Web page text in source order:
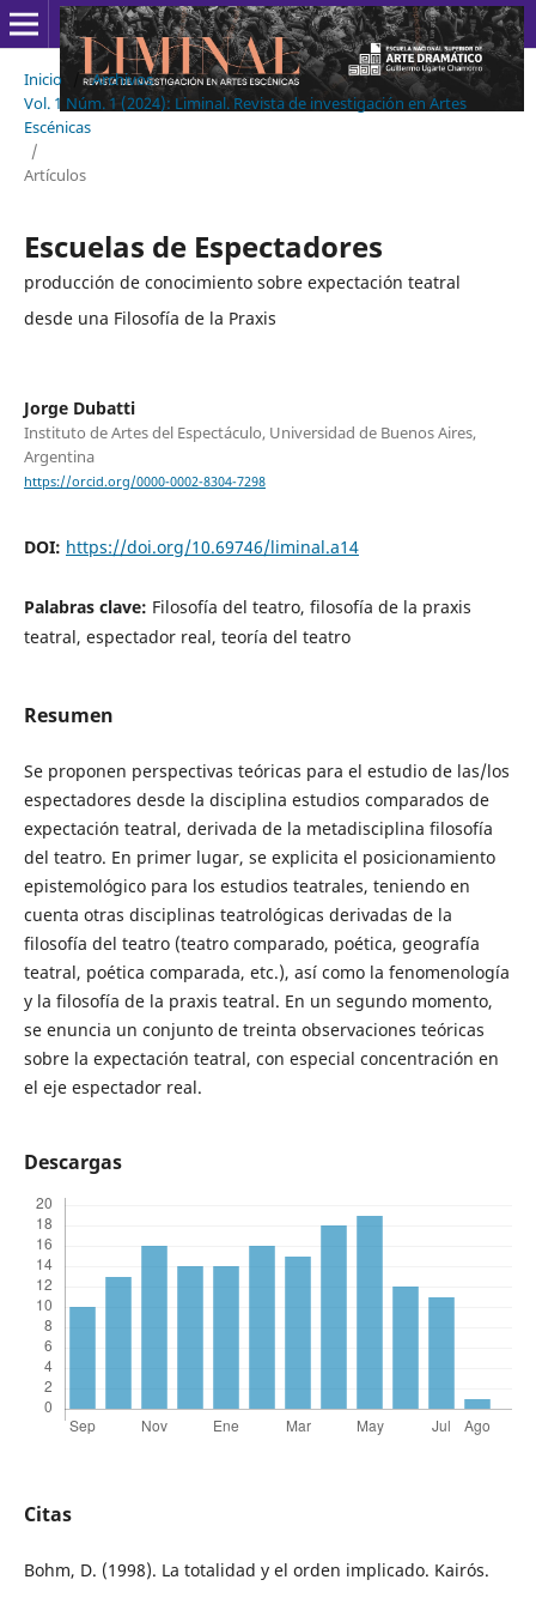
Inicio / Archivos /
Vol. 1 Núm. 1 (2024): Liminal. Revista de investigación en Artes
Escénicas
/
Artículos
Escuelas de Espectadores
producción de conocimiento sobre expectación teatral
desde una Filosofía de la Praxis
Jorge Dubatti
Instituto de Artes del Espectáculo, Universidad de Buenos Aires,
Argentina
https://orcid.org/0000-0002-8304-7298
DOI: https://doi.org/10.69746/liminal.a14
Palabras clave: Filosofía del teatro, filosofía de la praxis
teatral, espectador real, teoría del teatro
Resumen
Se proponen perspectivas teóricas para el estudio de las/los
espectadores desde la disciplina estudios comparados de
expectación teatral, derivada de la metadisciplina filosofía
del teatro. En primer lugar, se explicita el posicionamiento
epistemológico para los estudios teatrales, teniendo en
cuenta otras disciplinas teatrológicas derivadas de la
filosofía del teatro (teatro comparado, poética, geografía
teatral, poética comparada, etc.), así como la fenomenología
y la filosofía de la praxis teatral. En un segundo momento,
se enuncia un conjunto de treinta observaciones teóricas
sobre la expectación teatral, con especial concentración en
el eje espectador real.
Descargas
Citas
Bohm, D. (1998). La totalidad y el orden implicado. Kairós.